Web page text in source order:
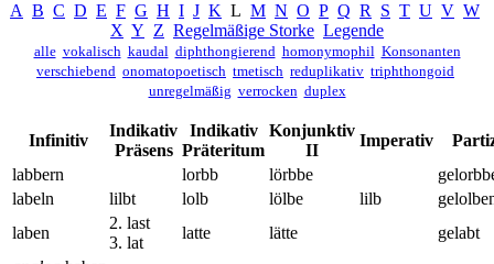
A B C D E F G H I J K L M N O P Q R S T U V W
X Y Z Regelmäßige Storke Legende
alle vokalisch kaudal diphthongierend homonymophil Konsonanten
verschiebend onomatopoetisch tmetisch reduplikativ triphthongoid
unregelmäßig verrocken duplex
Infinitiv
Indikativ
Präsens
Indikativ
Präteritum
Konjunktiv
II
Imperativ
labbern
lorbb lörbbe
labeln
lilbt lolb lölbe lilb
laben
2. last
3. lat
latte lätte
gelabt